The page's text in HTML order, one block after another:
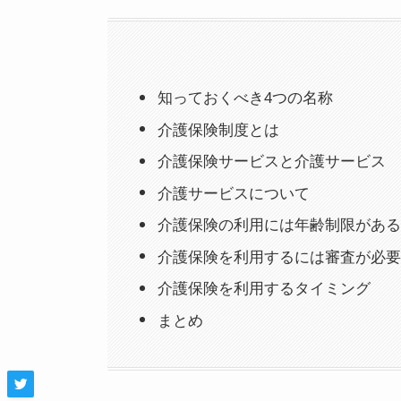
知っておくべき4つの名称
介護保険制度とは
介護保険サービスと介護サービス
介護サービスについて
介護保険の利用には年齢制限がある
介護保険を利用するには審査が必要
介護保険を利用するタイミング
まとめ